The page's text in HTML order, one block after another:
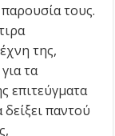
τους.
της,
τα
επιτεύγματα
δείξει παντού